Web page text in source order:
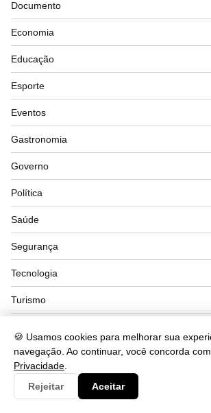
🍪 Usamos cookies para melhorar sua
navegação. Ao continuar, você concorda
Privacidade
Rejeitar
Aceitar
Documento
Economia
Educação
Esporte
Eventos
Gastronomia
Governo
Política
Saúde
Segurança
Tecnologia
Turismo